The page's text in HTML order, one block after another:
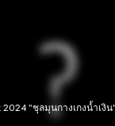
"ชุลมุนกางเกงน้ำเงิน"